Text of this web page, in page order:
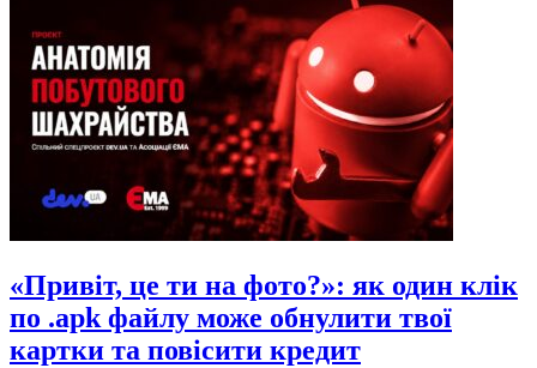
«Привіт, це ти на фото?»: як один клік
по .apk файлу може обнулити твої
картки та повісити кредит